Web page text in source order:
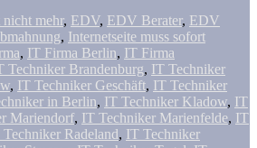
mehr, EDV, EDV Berater, EDV
, Internetseite muss sofort
, IT Firma Berlin, IT Firma
Techniker Brandenburg, IT Techniker
, IT Techniker Geschäft, IT Techniker
in Berlin, IT Techniker Kladow, IT
Mariendorf, IT Techniker Marienfelde, IT
Radeland, IT Techniker